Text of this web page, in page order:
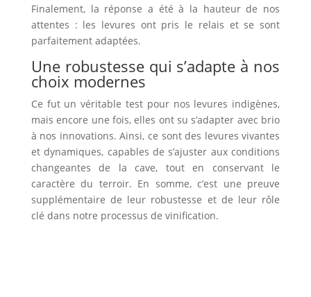
Finalement, la réponse a été à la hauteur de nos
attentes : les levures ont pris le relais et se sont
parfaitement adaptées.
Une robustesse qui s’adapte à nos
choix modernes
Ce fut un véritable test pour nos levures indigènes,
mais encore une fois, elles ont su s’adapter avec brio
à nos innovations.Ainsi, ce sont des levures vivantes
et dynamiques, capables de s’ajuster aux conditions
changeantes de la cave, tout en conservant le
caractère du terroir. En somme, c’est une preuve
supplémentaire de leur robustesse et de leur rôle
clé dans notre processus de vinification.